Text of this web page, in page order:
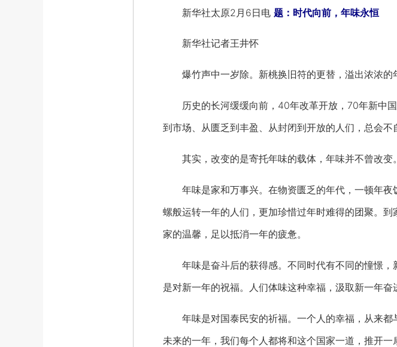
新华社太原2月6日电 题：时代向前，年味永恒
新华社记者王井怀
爆竹声中一岁除。新桃换旧符的更替，溢出浓浓的
历史的长河缓缓向前，40年改革开放，70年新中国
到市场、从匮乏到丰盈、从封闭到开放的人们，总会
其实，改变的是寄托年味的载体，年味并不曾改变。
年味是家和万事兴。在物资匮乏的年代，一顿年夜
螺般运转一年的人们，更加珍惜过年时难得的团聚。
家的温馨，足以抵消一年的疲惫。
年味是奋斗后的获得感。不同时代有不同的憧憬，
是对新一年的祝福。人们体味这种幸福，汲取新一年奋
年味是对国泰民安的祈福。一个人的幸福，从来都
未来的一年，我们每个人都将和这个国家一道，推开